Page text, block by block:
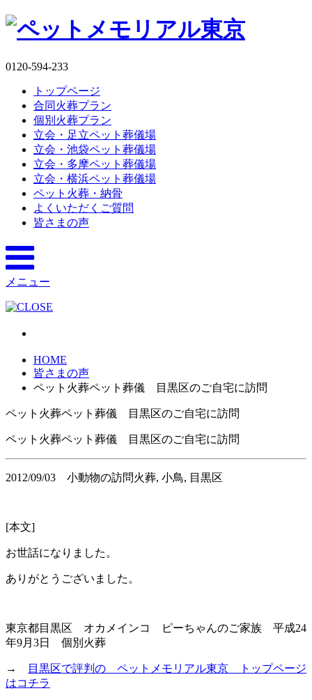
0120-594-233
トップページ
合同火葬プラン
個別火葬プラン
立会・足立ペット葬儀場
立会・池袋ペット葬儀場
立会・多摩ペット葬儀場
立会・横浜ペット葬儀場
ペット火葬・納骨
よくいただくご質問
皆さまの声
メニュー
HOME
皆さまの声
ペット火葬ペット葬儀 目黒区のご自宅に訪問
ペット火葬ペット葬儀 目黒区のご自宅に訪問
ペット火葬ペット葬儀 目黒区のご自宅に訪問
2012/09/03 小動物の訪問火葬, 小鳥, 目黒区
[本文]
お世話になりました。
ありがとうございました。
東京都目黒区 オカメインコ ピーちゃんのご家族 平成24
年9月3日 個別火葬
→
目黒区で評判の ペットメモリアル東京 トップページ
はコチラ